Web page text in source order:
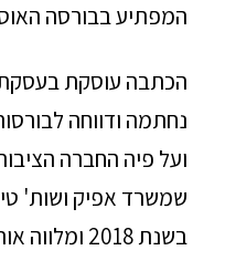
המפתיע בבורסה
הכתבה עוסקת בעסקת
נחתמה ודווחה
ועל פיה החברה
שמשרד אפיק ושות'
בשנת 2018